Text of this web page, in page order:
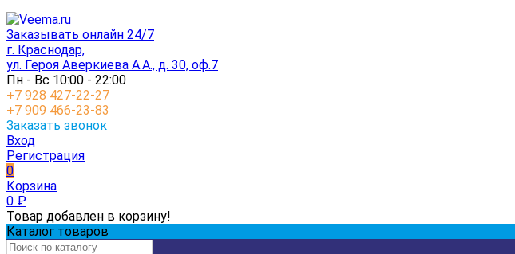
Заказывать онлайн 24/7
г. Краснодар,
ул. Героя Аверкиева А.А., д. 30, оф.7
Пн - Вс 10:00 - 22:00
+7 928 427-22-27
+7 909 466-23-83
Заказать звонок
Вход
Регистрация
0
Корзина
0 ₽
Товар добавлен в корзину!
Каталог товаров